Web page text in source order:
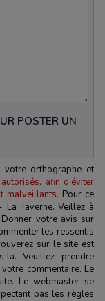
POSTER UN
votre orthographe et
afin d’éviter
malveillants. Pour ce
Taverne. Veillez à
votre avis sur
les ressentis
sur le site est
Veuillez prendre
commentaire. Le
Le webmaster se
pas les règles